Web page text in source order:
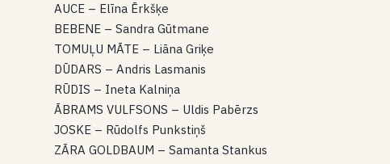
AUCE – Elīna Ērkšķe
BEBENE – Sandra Gūtmane
TOMUĻU MĀTE – Liāna Griķe
DŪDARS – Andris Lasmanis
RŪDIS – Ineta Kalniņa
ĀBRAMS VULFSONS – Uldis Pabērzs
JOSKE – Rūdolfs Punkstiņš
ZĀRA GOLDBAUM – Samanta Stankus